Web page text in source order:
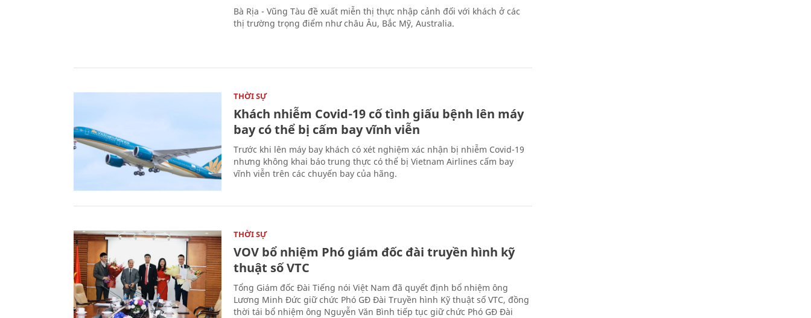
Bà Rịa - Vũng Tàu đề xuất miễn thị thực nhập cảnh đối với khách ở các
thị trường trọng điểm như châu Âu, Bắc Mỹ, Australia.
THỜI SỰ
Khách nhiễm Covid-19 cố tình giấu bệnh lên máy
bay có thể bị cấm bay vĩnh viễn
Trước khi lên máy bay khách có xét nghiệm xác nhận bị nhiễm Covid-19
nhưng không khai báo trung thực có thể bị Vietnam Airlines cấm bay
vĩnh viễn trên các chuyến bay của hãng.
THỜI SỰ
VOV bổ nhiệm Phó giám đốc đài truyền hình kỹ
thuật số VTC
Tổng Giám đốc Đài Tiếng nói Việt Nam đã quyết định bổ nhiệm ông
Lương Minh Đức giữ chức Phó GĐ Đài Truyền hình Kỹ thuật số VTC, đồng
thời tái bổ nhiệm ông Nguyễn Văn Bình tiếp tục giữ chức Phó GĐ Đài